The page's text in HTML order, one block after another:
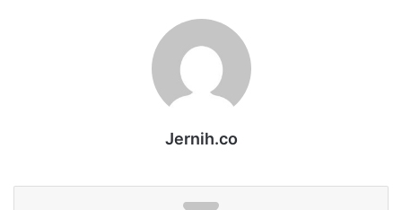
Jernih.co